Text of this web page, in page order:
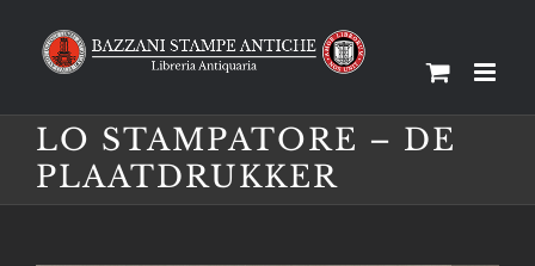
LO STAMPATORE – DE
PLAATDRUKKER